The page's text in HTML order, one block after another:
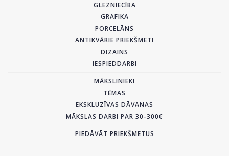
GLEZNIECĪBA
GRAFIKA
PORCELĀNS
ANTIKVĀRIE PRIEKŠMETI
DIZAINS
IESPIEDDARBI
MĀKSLINIEKI
TĒMAS
EKSKLUZĪVAS DĀVANAS
MĀKSLAS DARBI PAR 30-300€
PIEDĀVĀT PRIEKŠMETUS